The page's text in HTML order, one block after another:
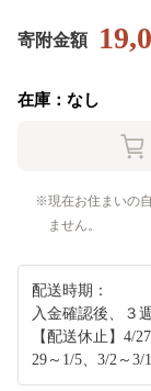
寄附金額
在庫：なし
現在お住まいの
ません。
配送時期：
入金確認後、３
【配送休止】4/
29～1/5、3/2～3/